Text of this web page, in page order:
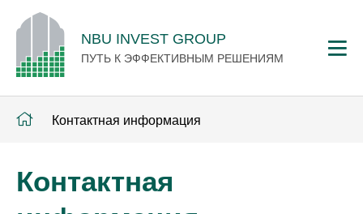
NBU INVEST GROUP
ПУТЬ К ЭФФЕКТИВНЫМ РЕШЕНИЯМ
Контактная информация
Контактная